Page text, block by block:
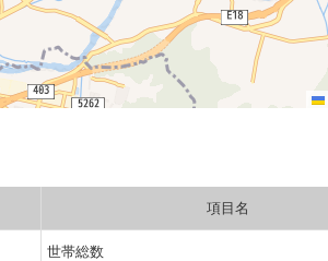
項目名
世帯総数